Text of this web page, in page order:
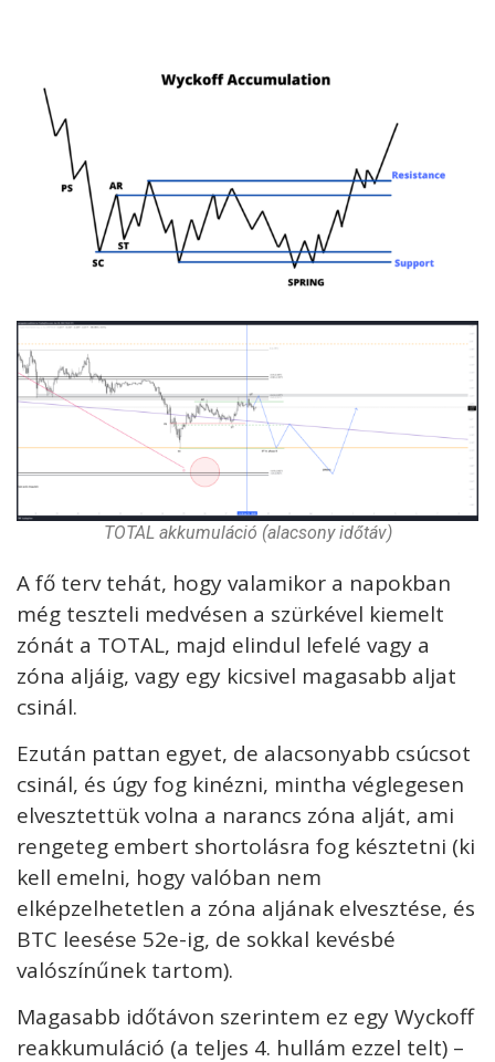
TOTAL akkumuláció (alacsony időtáv)
A fő terv tehát, hogy valamikor a napokban
még teszteli medvésen a szürkével kiemelt
zónát a TOTAL, majd elindul lefelé vagy a
zóna aljáig, vagy egy kicsivel magasabb aljat
csinál.
Ezután pattan egyet, de alacsonyabb csúcsot
csinál, és úgy fog kinézni, mintha véglegesen
elvesztettük volna a narancs zóna alját, ami
rengeteg embert shortolásra fog késztetni (ki
kell emelni, hogy valóban nem
elképzelhetetlen a zóna aljának elvesztése, és
BTC leesése 52e-ig, de sokkal kevésbé
valószínűnek tartom).
Magasabb időtávon szerintem ez egy Wyckoff
reakkumuláció (a teljes 4. hullám ezzel telt) –